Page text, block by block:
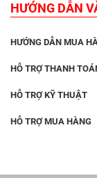
HƯỚNG DẪN
HƯỚNG DẪN MUA
HỖ TRỢ THANH
HỖ TRỢ KỸ THUẬT
HỖ TRỢ MUA HÀNG